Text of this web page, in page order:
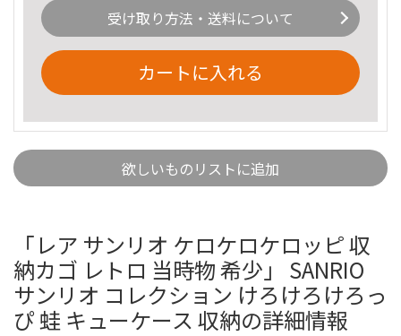
受け取り方法・送料について
カートに入れる
欲しいものリストに追加
「レア サンリオ ケロケロケロッピ 収
納カゴ レトロ 当時物 希少」 SANRIO
サンリオ コレクション けろけろけろっ
ぴ 蛙 キューケース 収納の詳細情報